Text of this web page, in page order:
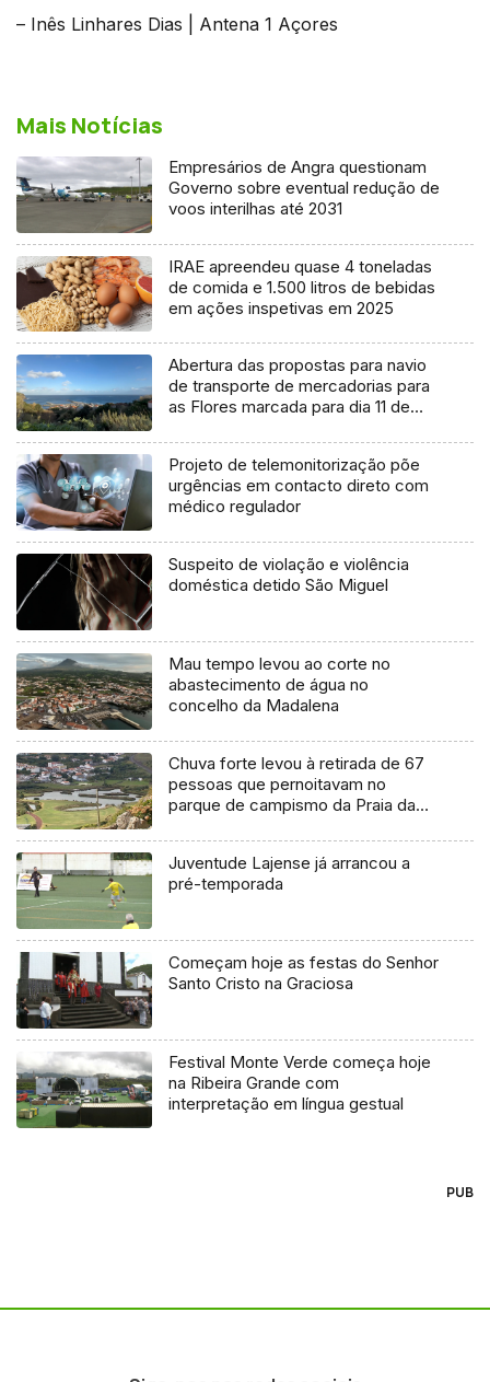
– Inês Linhares Dias | Antena 1 Açores
Mais Notícias
Empresários de Angra questionam
Governo sobre eventual redução de
voos interilhas até 2031
IRAE apreendeu quase 4 toneladas
de comida e 1.500 litros de bebidas
em ações inspetivas em 2025
Abertura das propostas para navio
de transporte de mercadorias para
as Flores marcada para dia 11 de
Projeto de telemonitorização põe
urgências em contacto direto com
médico regulador
Suspeito de violação e violência
doméstica detido São Miguel
Mau tempo levou ao corte no
abastecimento de água no
concelho da Madalena
Chuva forte levou à retirada de 67
pessoas que pernoitavam no
parque de campismo da Praia da
Juventude Lajense já arrancou a
pré-temporada
Começam hoje as festas do Senhor
Santo Cristo na Graciosa
Festival Monte Verde começa hoje
na Ribeira Grande com
interpretação em língua gestual
PUB